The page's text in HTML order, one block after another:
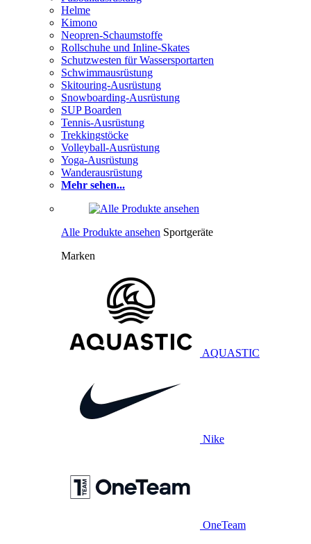
Helme
Kimono
Neopren-Schaumstoffe
Rollschuhe und Inline-Skates
Schutzwesten für Wassersportarten
Schwimmausrüstung
Skitouring-Ausrüstung
Snowboarding-Ausrüstung
SUP Boarden
Tennis-Ausrüstung
Trekkingstöcke
Volleyball-Ausrüstung
Yoga-Ausrüstung
Wanderausrüstung
Mehr sehen...
Alle Produkte ansehen Sportgeräte
Marken
AQUASTIC
Nike
OneTeam